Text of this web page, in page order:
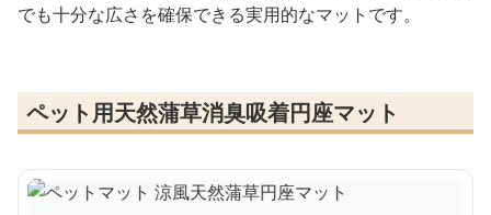
でも十分な広さを確保できる実用的なマットです。
ペット用天然蒲草消臭吸着円座マット